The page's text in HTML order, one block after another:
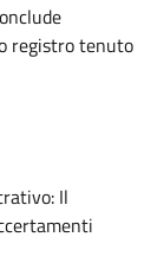
registro tenuto
Il